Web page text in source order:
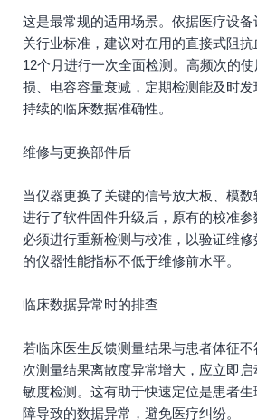
这是最常规的适用场景。依据医疗设
关行业标准，建议对在用的直接式阻
12个月进行一次全面检测。高频次的
损、电容容量衰减，定期检测能及时
持续的临床数据准确性。
维修与更换部件后
当仪器更换了关键的信号放大板、模
进行了软件固件升级后，原有的校准
必须进行重新检测与校准，以验证维
的仪器性能指标不低于维修前水平。
临床数据异常时的排查
若临床医生反馈测量结果与患者体征
次测量结果离散度异常增大，应立即启
敏度检测。这有助于快速定位是患者
障导致的数据异常，避免医疗纠纷。